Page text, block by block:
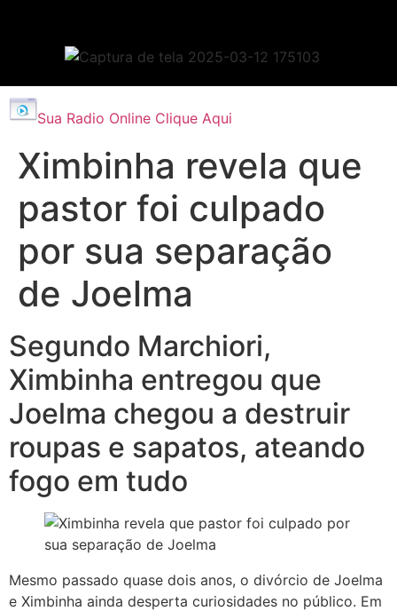
Sua Radio Online Clique Aqui
Ximbinha revela que
pastor foi culpado
por sua separação
de Joelma
Segundo Marchiori,
Ximbinha entregou que
Joelma chegou a destruir
roupas e sapatos, ateando
fogo em tudo
Mesmo passado quase dois anos, o divórcio de Joelma
e Ximbinha ainda desperta curiosidades no público. Em